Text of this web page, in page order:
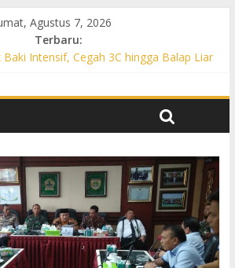
Agustus 7, 2026
Terbaru:
Baki Intensif, Cegah 3C hingga Balap Liar
Diajak Aktif Jaga Kamtibmas
Polsek Weru Sisir Lahan Kering dan
Polsek Bendosari Sasar Objek Vital,
dan Cegah Karhutla
Polsek Kartasura Sasar Titik Rawan,